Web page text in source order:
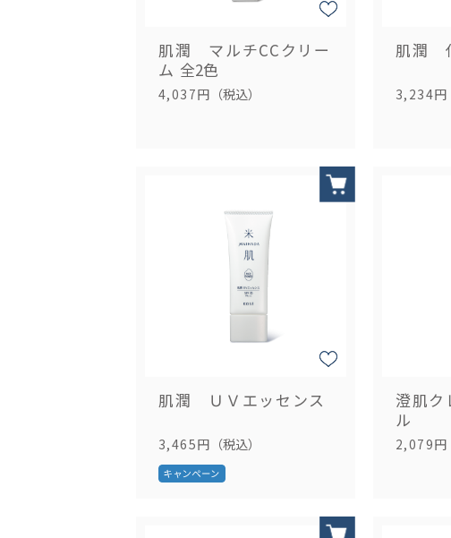
肌潤 マルチCCクリー
ム 全2色
4,037円 （税込）
肌潤
3,234円
肌潤 ＵＶエッセンス
3,465円 （税込）
澄肌ク
ル
2,079円